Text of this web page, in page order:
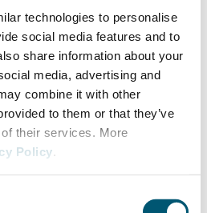
technologies to personalise
social media features and to
share information about your
media, advertising and
combine it with other
to them or that they’ve
their services. More
Policy.
MdL
党（AfD）议会党团